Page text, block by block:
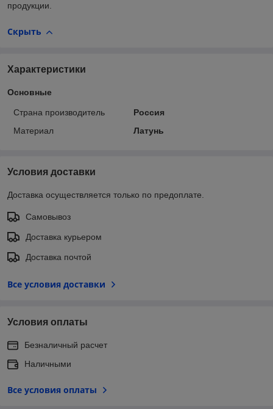
продукции.
Скрыть
Характеристики
Основные
Страна производитель
Россия
Материал
Латунь
Условия доставки
Доставка осуществляется только по предоплате.
Самовывоз
Доставка курьером
Доставка почтой
Все условия доставки
Условия оплаты
Безналичный расчет
Наличными
Все условия оплаты